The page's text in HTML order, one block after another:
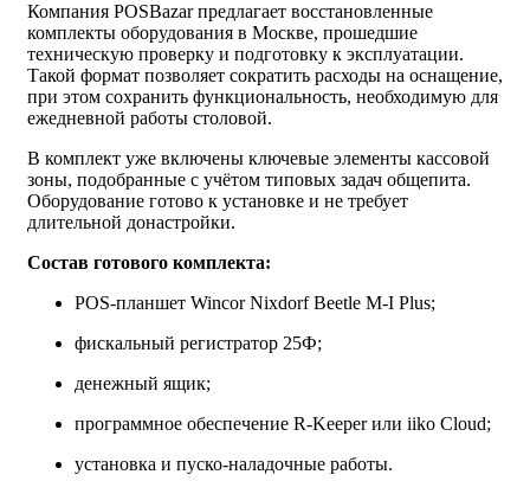
Компания POSBazar предлагает восстановленные
комплекты оборудования в Москве, прошедшие
техническую проверку и подготовку к эксплуатации.
Такой формат позволяет сократить расходы на оснащение,
при этом сохранить функциональность, необходимую для
ежедневной работы столовой.
В комплект уже включены ключевые элементы кассовой
зоны, подобранные с учётом типовых задач общепита.
Оборудование готово к установке и не требует
длительной донастройки.
Состав готового комплекта:
POS-планшет Wincor Nixdorf Beetle M-I Plus;
фискальный регистратор 25Ф;
денежный ящик;
программное обеспечение R-Keeper или iiko Cloud;
установка и пуско-наладочные работы.